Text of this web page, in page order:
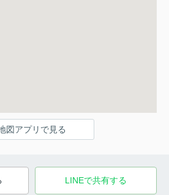
図アプリで見る
LINEで共有する